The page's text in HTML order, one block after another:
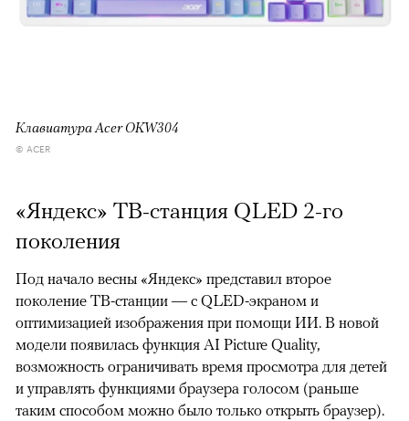
Клавиатура Acer OKW304
© ACER
«Яндекс» ТВ-станция QLED 2-го
поколения
Под начало весны «Яндекс» представил второе
поколение ТВ-станции — с QLED-экраном и
оптимизацией изображения при помощи ИИ. В новой
модели появилась функция AI Picture Quality,
возможность ограничивать время просмотра для детей
и управлять функциями браузера голосом (раньше
таким способом можно было только открыть браузер).